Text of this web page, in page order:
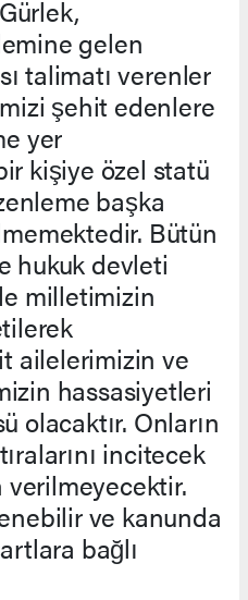
gelen
talimatı verenler
şehit edenlere
yer
kişiye özel statü
başka
Bütün
hukuk devleti
milletimizin
ailelerimizin ve
hassasiyetleri
olacaktır. Onların
incitecek
ve kanunda
bağlı